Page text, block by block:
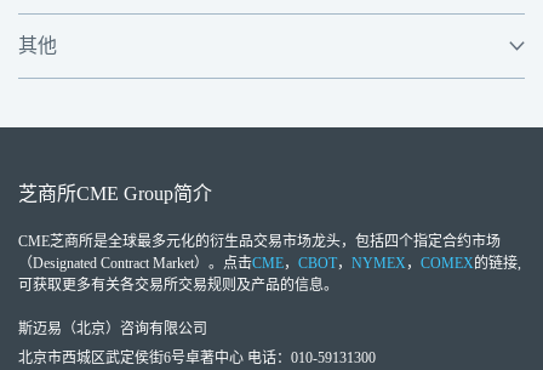
其他
芝商所CME Group简介
CME芝商所是全球最多元化的衍生品交易市场龙头，包括四个指定合约市场
（Designated Contract Market）。点击CME， CBOT， NYMEX， COMEX的链接,
可获取更多有关各交易所交易规则及产品的信息。
斯迈易（北京）咨询有限公司
北京市西城区武定侯街6号卓著中心 电话：010-59131300